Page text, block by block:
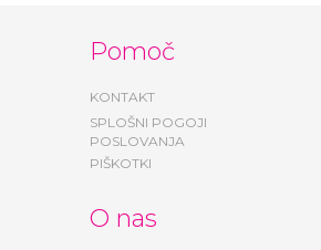
Pomoč
KONTAKT
SPLOŠNI POGOJI
POSLOVANJA
PIŠKOTKI
O nas